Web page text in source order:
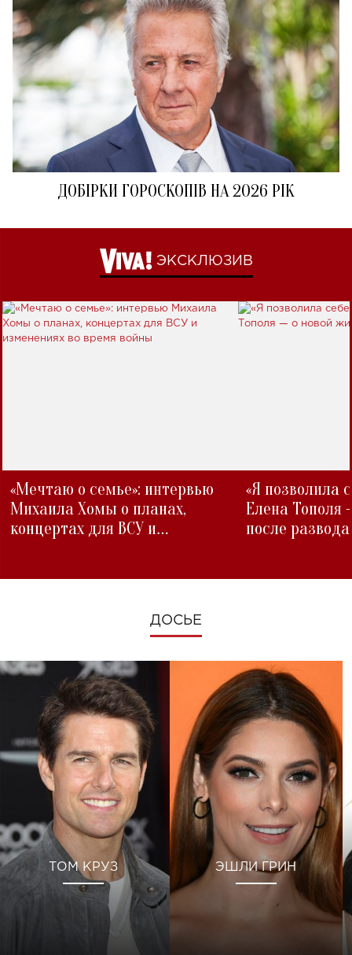
ДОБІРКИ ГОРОСКОПІВ НА 2026 РІК
ЭКСКЛЮЗИВ
«Мечтаю о семье»: интервью
Михаила Хомы о планах,
концертах для ВСУ и
«Я позволила
Елена Тополя
после развода
ДОСЬЕ
ТОМ КРУЗ ЭШЛИ ГРИН